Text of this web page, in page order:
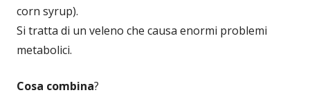
corn syrup).
Si tratta di un veleno che causa enormi problemi
metabolici.
Cosa combina?